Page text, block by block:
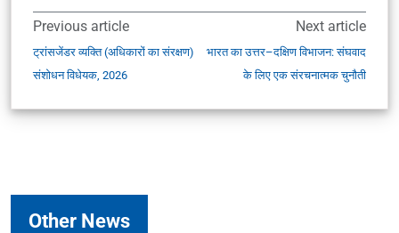
Previous article
ट्रांसजेंडर व्यक्ति (अधिकारों का संरक्षण)
संशोधन विधेयक, 2026
Next article
भारत का उत्तर–दक्षिण विभाजन: संघवाद
के लिए एक संरचनात्मक चुनौती
Other News